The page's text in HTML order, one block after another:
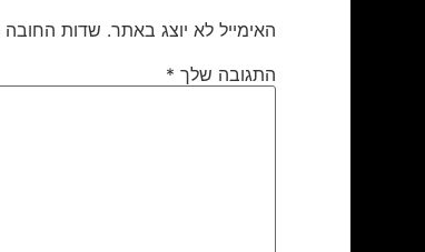
האימייל לא יוצג באתר. שדות החובה
התגובה שלך *